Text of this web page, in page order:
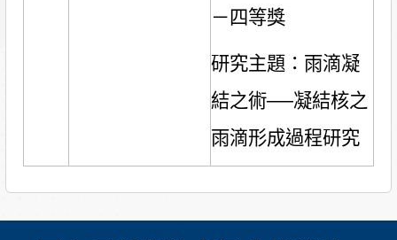
－四等獎
研究主題：雨滴凝
結之術──凝結核之
雨滴形成過程研究